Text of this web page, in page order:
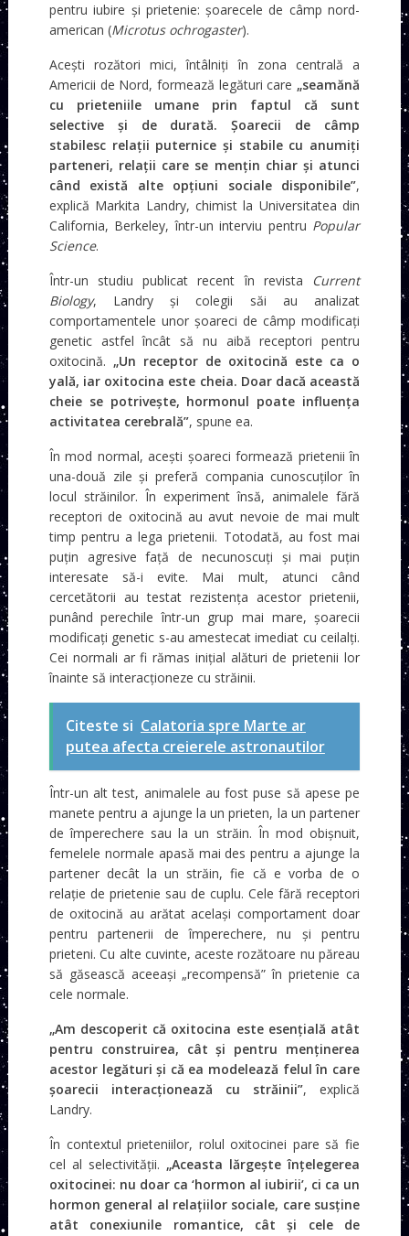
pentru iubire și prietenie: șoarecele de câmp nord-
american (Microtus ochrogaster).
Acești rozători mici, întâlniți în zona centrală a
Americii de Nord, formează legături care „seamănă
cu prieteniile umane prin faptul că sunt
selective și de durată. Șoarecii de câmp
stabilesc relații puternice și stabile cu anumiți
parteneri, relații care se mențin chiar și atunci
când există alte opțiuni sociale disponibile”,
explică Markita Landry, chimist la Universitatea din
California, Berkeley, într-un interviu pentru Popular
Science.
Într-un studiu publicat recent în revista
Current
Biology, Landry și colegii săi au analizat
comportamentele unor șoareci de câmp modificați
genetic astfel încât să nu aibă receptori pentru
oxitocină. „Un receptor de oxitocină este ca o
yală, iar oxitocina este cheia. Doar dacă această
cheie se potrivește, hormonul poate influența
activitatea cerebrală”, spune ea.
În mod normal, acești șoareci formează prietenii în
una-două zile și preferă compania cunoscuților în
locul străinilor. În experiment însă, animalele fără
receptori de oxitocină au avut nevoie de mai mult
timp pentru a lega prietenii. Totodată, au fost mai
puțin agresive față de necunoscuți și mai puțin
interesate să-i evite. Mai mult, atunci când
cercetătorii au testat rezistența acestor prietenii,
punând perechile într-un grup mai mare, șoarecii
modificați genetic s-au amestecat imediat cu ceilalți.
Cei normali ar fi rămas inițial alături de prietenii lor
înainte să interacționeze cu străinii.
Citeste si Calatoria spre Marte ar
putea afecta creierele astronautilor
Într-un alt test, animalele au fost puse să apese pe
manete pentru a ajunge la un prieten, la un partener
de împerechere sau la un străin. În mod obișnuit,
femelele normale apasă mai des pentru a ajunge la
partener decât la un străin, fie că e vorba de o
relație de prietenie sau de cuplu. Cele fără receptori
de oxitocină au arătat același comportament doar
pentru partenerii de împerechere, nu și pentru
prieteni. Cu alte cuvinte, aceste rozătoare nu păreau
să găsească aceeași „recompensă” în prietenie ca
cele normale.
„Am descoperit că oxitocina este esențială atât
pentru construirea, cât și pentru menținerea
acestor legături și că ea modelează felul în care
șoarecii interacționează cu străinii”, explică
Landry.
În contextul prieteniilor, rolul oxitocinei pare să fie
cel al selectivității. „Aceasta lărgește înțelegerea
oxitocinei: nu doar ca ‘hormon al iubirii’, ci ca un
hormon general al relațiilor sociale, care susține
atât conexiunile romantice, cât și cele de